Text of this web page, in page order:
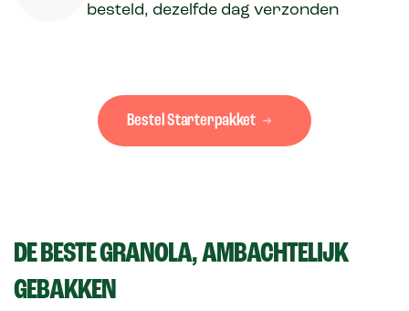
besteld, dezelfde dag verzonden
Bestel Starterpakket
DE BESTE GRANOLA, AMBACHTELIJK
GEBAKKEN